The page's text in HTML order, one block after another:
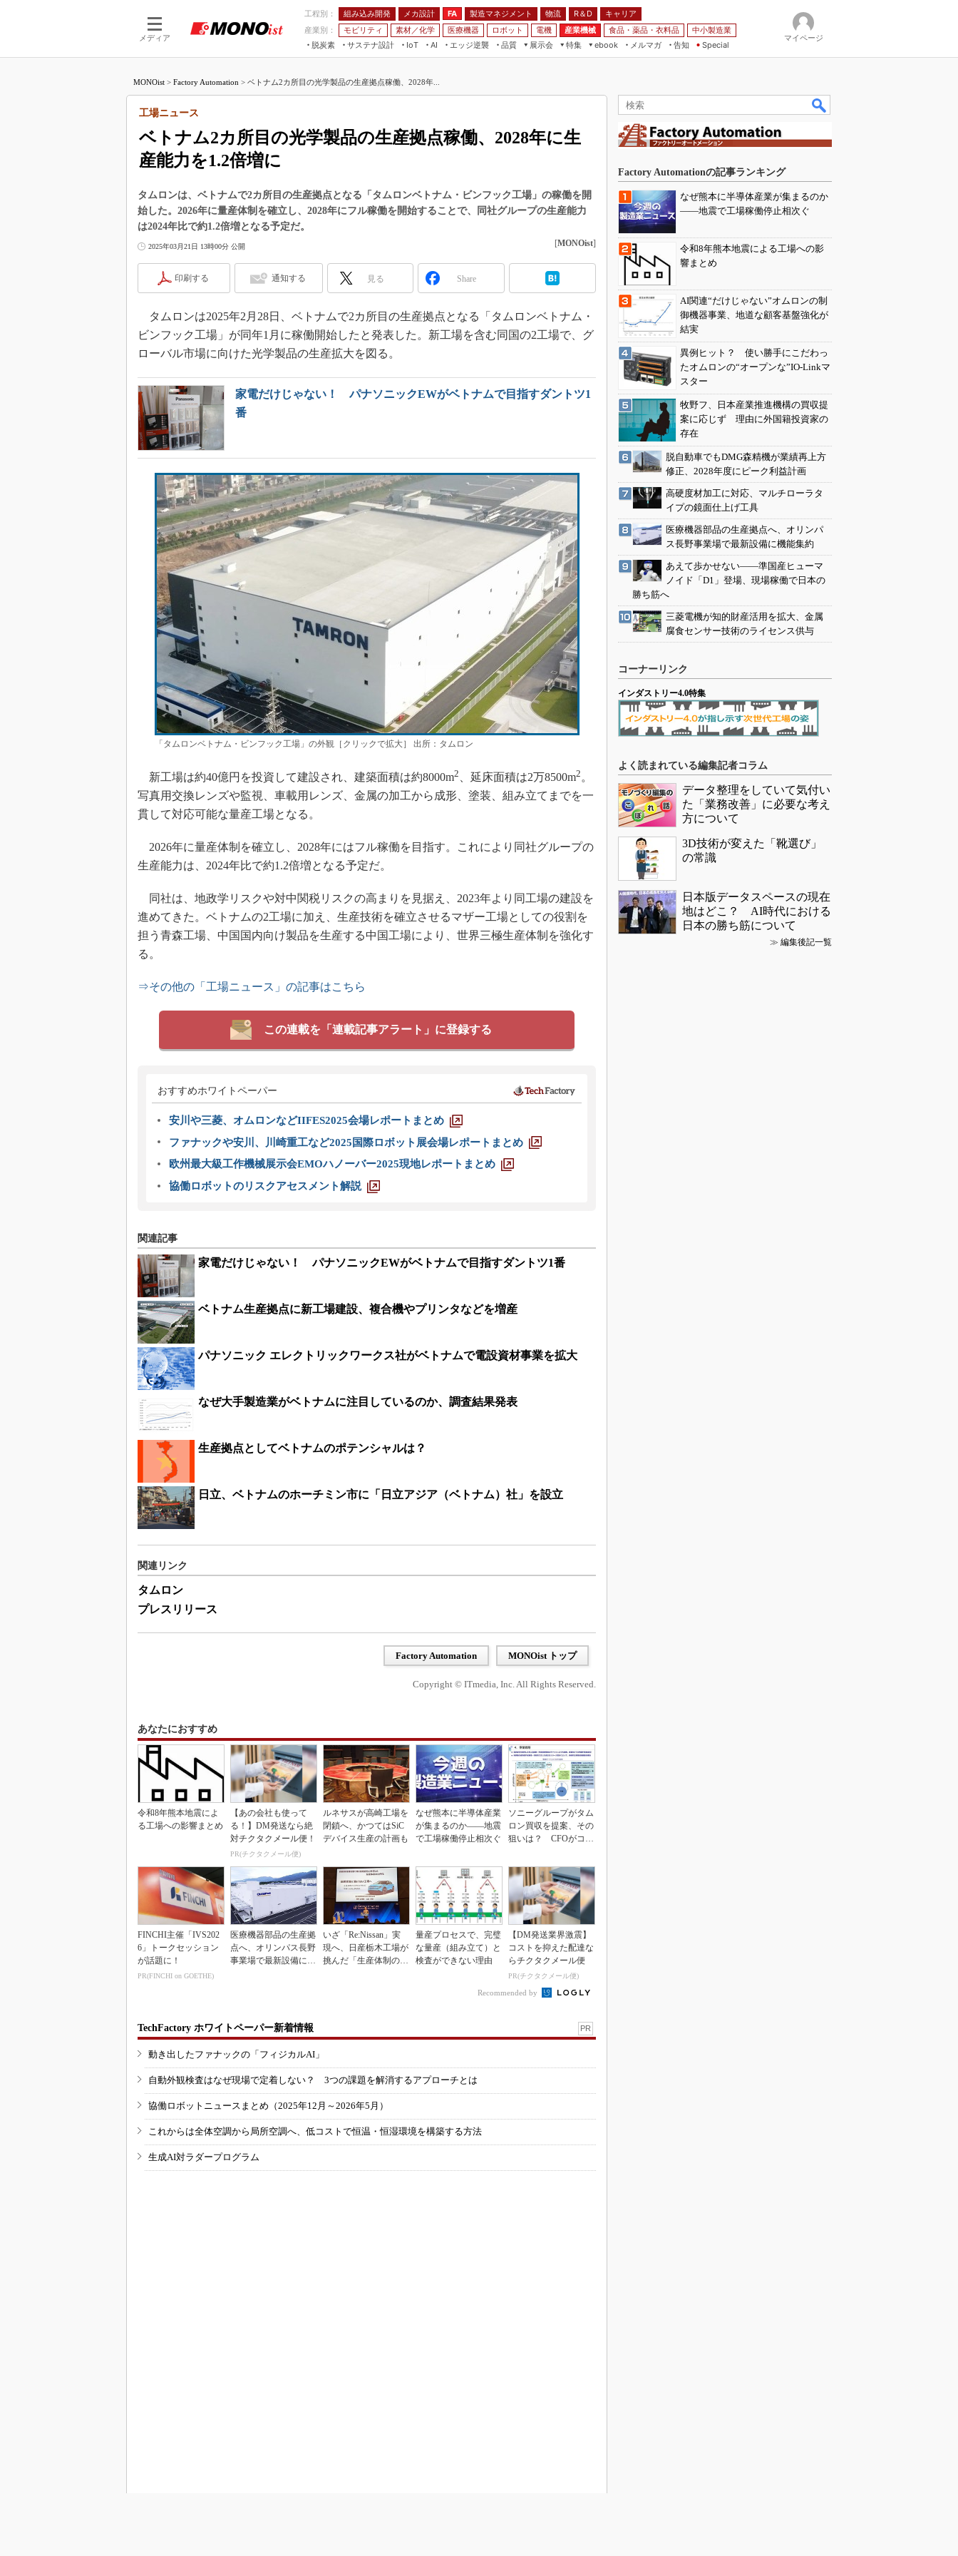
メディア
工程別： 組み込み開発 メカ設計 FA 製造マネジメント 物流 R＆D
キャリア
産業別：
モビリティ 素材／化学 医療機器 ロボット 電機 産業機械 食品・薬品・衣料品
中小製造業
脱炭素
サステナ設計
IoT
つながる工場
AI
AI×設備保全
エッジ逆襲 品質
展示会
JIMTOF
IIFES
TECHNO-FRONTIER
EdgeTech+
日本ものづくりワールド
AUTOMOTIVE WORLD
産業オープンネット展
特集
つながるクルマ
VR／AR
フィールドサービス
組み込み画像技術
組み込みモデリング
ISO26262
3Dプリンタ
インダストリー4.0
メイドインジャパン
植物工場
知財マネジメント
海外生産
新型コロナへの対応
ebook
FA
モビリティ
メルマガ
告知 Special
マイページ
MONOist > Factory Automation > ベトナム2カ所目の光学製品の生産拠点稼働、2028年...
ベトナム2カ所目の光学製品の生産拠点稼働、2028年に生
産能力を1.2倍増に
工場ニュース
タムロンは、ベトナムで2カ所目の生産拠点となる「タムロンベトナム・ビンフック工場」の稼働を開
始した。2026年に量産体制を確立し、2028年にフル稼働を開始することで、同社グループの生産能力
は2024年比で約1.2倍増となる予定だ。
2025年03月21日 13時00分 公開 [MONOist]
印刷する 通知する 見る Share
タムロンは2025年2月28日、ベトナムで2カ所目の生産拠点となる「タムロンベトナム・
ビンフック工場」が同年1月に稼働開始したと発表した。新工場を含む同国の2工場で、グ
ローバル市場に向けた光学製品の生産拡大を図る。
家電だけじゃない！ パナソニックEWがベトナムで目指すダントツ1
番
「タムロンベトナム・ビンフック工場」の外観［クリックで拡大］ 出所：タムロン
新工場は約40億円を投資して建設され、建築面積は約8000m2 、延床面積は2万8500m2 。
写真用交換レンズや監視、車載用レンズ、金属の加工から成形、塗装、組み立てまでを一
貫して対応可能な量産工場となる。
2026年に量産体制を確立し、2028年にはフル稼働を目指す。これにより同社グループの
生産能力は、2024年比で約1.2倍増となる予定だ。
同社は、地政学リスクや対中関税リスクの高まりを見据え、2023年より同工場の建設を
進めてきた。ベトナムの2工場に加え、生産技術を確立させるマザー工場としての役割を
担う青森工場、中国国内向け製品を生産する中国工場により、世界三極生産体制を強化す
る。
⇒その他の「工場ニュース」の記事はこちら
この連載を「連載記事アラート」に登録する
おすすめホワイトペーパー
安川や三菱、オムロンなどIIFES2025会場レポートまとめ
ファナックや安川、川崎重工など2025国際ロボット展会場レポートまとめ
欧州最大級工作機械展示会EMOハノーバー2025現地レポートまとめ
協働ロボットのリスクアセスメント解説
関連記事
家電だけじゃない！ パナソニックEWがベトナムで目指すダントツ1番
ベトナム生産拠点に新工場建設、複合機やプリンタなどを増産
パナソニック エレクトリックワークス社がベトナムで電設資材事業を拡大
なぜ大手製造業がベトナムに注目しているのか、調査結果発表
生産拠点としてベトナムのポテンシャルは？
日立、ベトナムのホーチミン市に「日立アジア（ベトナム）社」を設立
関連リンク
タムロン
プレスリリース
Factory Automation MONOist トップ
Copyright © ITmedia, Inc. All Rights Reserved.
あなたにおすすめ
令和8年熊本地震によ
る工場への影響まとめ
【あの会社も使って
る！】DM発送なら絶
対チクタクメール便！
PR(チクタクメール便)
ルネサスが高崎工場を
閉鎖へ、かつてはSiC
デバイス生産の計画も
なぜ熊本に半導体産業
が集まるのか――地震
で工場稼働停止相次ぐ
ソニーグループがタム
ロン買収を提案、その
狙いは？ CFOがコメ
FINCHI主催「IVS202
6」トークセッション
が話題に！
PR(FINCHI on GOETHE)
医療機器部品の生産拠
点へ、オリンパス長野
事業場で最新設備に機
いざ「Re:Nissan」実
現へ、日産栃木工場が
挑んだ「生産体制の比
量産プロセスで、完璧
な量産（組み立て）と
検査ができない理由
【DM発送業界激震】
コストを抑えた配達な
らチクタクメール便
PR(チクタクメール便)
Recommended by
TechFactory ホワイトペーパー新着情報 PR
動き出したファナックの「フィジカルAI」
自動外観検査はなぜ現場で定着しない？ 3つの課題を解消するアプローチとは
協働ロボットニュースまとめ（2025年12月～2026年5月）
これからは全体空調から局所空調へ、低コストで恒温・恒湿環境を構築する方法
生成AI対ラダープログラム
Factory Automationの記事ランキング
なぜ熊本に半導体産業が集まるのか
――地震で工場稼働停止相次ぐ
令和8年熊本地震による工場への影
響まとめ
AI関連“だけじゃない”オムロンの制
御機器事業、地道な顧客基盤強化が
結実
異例ヒット？ 使い勝手にこだわっ
たオムロンの“オープンな”IO-Linkマ
スター
牧野フ、日本産業推進機構の買収提
案に応じず 理由に外国籍投資家の
存在
脱自動車でもDMG森精機が業績再上方
修正、2028年度にピーク利益計画
高硬度材加工に対応、マルチローラタ
イプの鏡面仕上げ工具
医療機器部品の生産拠点へ、オリンパ
ス長野事業場で最新設備に機能集約
あえて歩かせない――準国産ヒューマ
ノイド「D1」登場、現場稼働で日本の
勝ち筋へ
三菱電機が知的財産活用を拡大、金属
腐食センサー技術のライセンス供与
コーナーリンク
インダストリー4.0特集
よく読まれている編集記者コラム
データ整理をしていて気付い
た「業務改善」に必要な考え
方について
3D技術が変えた「靴選び」
の常識
日本版データスペースの現在
地はどこ？ AI時代における
日本の勝ち筋について
≫ 編集後記一覧